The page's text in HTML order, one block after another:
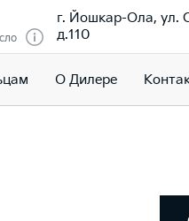
г. Йошкар-Ола, ул.
д.110
О Дилере